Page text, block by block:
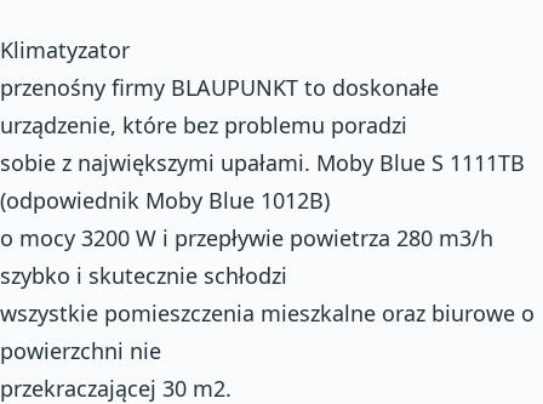
Klimatyzator
przenośny firmy BLAUPUNKT to doskonałe
urządzenie, które bez problemu poradzi
sobie z największymi upałami. Moby Blue S 1111TB
(odpowiednik Moby Blue 1012B)
o mocy 3200 W i przepływie powietrza 280 m3/h
szybko i skutecznie schłodzi
wszystkie pomieszczenia mieszkalne oraz biurowe o
powierzchni nie
przekraczającej 30 m2.